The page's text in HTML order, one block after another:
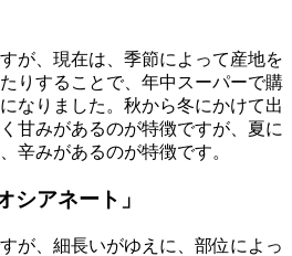
が、現在は、季節によって産地を
りすることで、年中スーパーで購
なりました。秋から冬にかけて出
甘みがあるのが特徴ですが、夏に
辛みがあるのが特徴です。
シアネート」
が、細長いがゆえに、部位によっ